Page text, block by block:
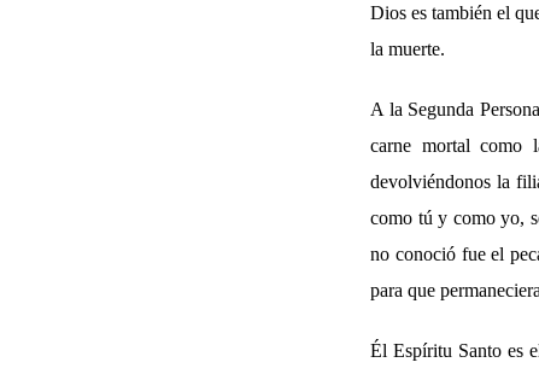
Dios es también el
la muerte.
A la Segunda
carne mortal como
devolviéndonos la
como tú y como yo,
no conoció fue el
para que
Él Espíritu Santo es